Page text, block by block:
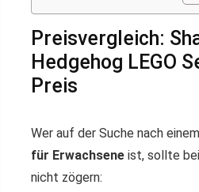
Preisvergleich:
Hedgehog LEGO
Preis
Wer auf der Suche nach einem
für Erwachsene ist, sollte
nicht zögern: